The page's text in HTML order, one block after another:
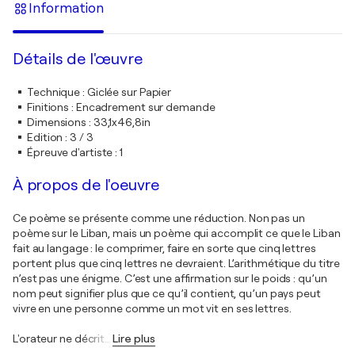
Information
Détails de l'œuvre
Technique: Giclée sur Papier
Finitions : Encadrement sur demande
Dimensions : 33,1x46,8in
Edition : 3 / 3
Épreuve d'artiste:1
À propos de l'oeuvre
Ce poème se présente comme une réduction. Non pas un
poème sur le Liban, mais un poème qui accomplit ce que le Liban
fait au langage : le comprimer, faire en sorte que cinq lettres
portent plus que cinq lettres ne devraient. L’arithmétique du titre
n’est pas une énigme. C’est une affirmation sur le poids : qu’un
nom peut signifier plus que ce qu’il contient, qu’un pays peut
vivre en une personne comme un mot vit en ses lettres.
L'orateur ne décrit Lire plus